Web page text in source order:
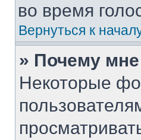
во время
Вернуться к
» Почему
Некоторые